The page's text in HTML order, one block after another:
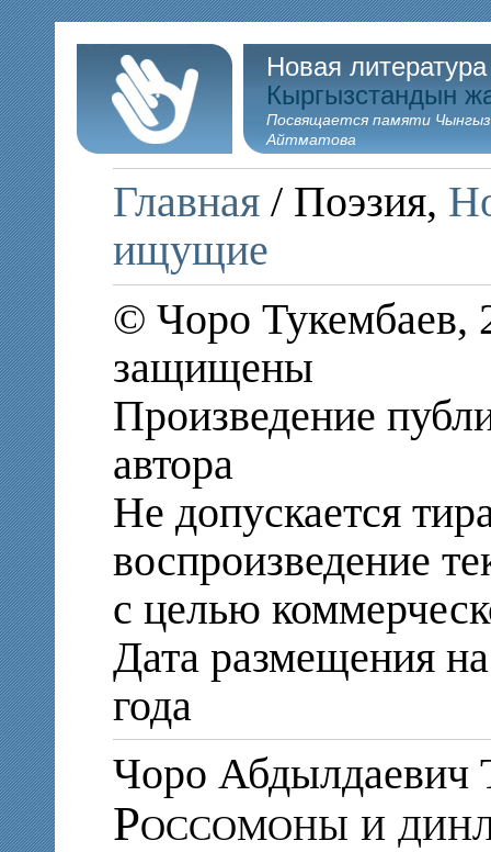
Новая
Кыргызстандын
Посвящается памяти
Айтматова
Главная / Поэзия,
ищущие
© Чоро Тукембаев,
защищены
Произведение
автора
Не допускается
воспроизведение
с целью
Дата размещения
года
Чоро
Россомоны и